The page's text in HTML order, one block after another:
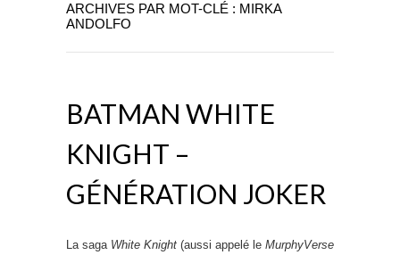
ARCHIVES PAR MOT-CLÉ : MIRKA
ANDOLFO
BATMAN WHITE
KNIGHT –
GÉNÉRATION JOKER
La saga White Knight (aussi appelé le MurphyVerse